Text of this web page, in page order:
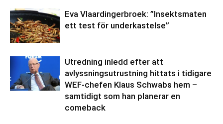
Eva Vlaardingerbroek: ”Insektsmaten
ett test för underkastelse”
Utredning inledd efter att
avlyssningsutrustning hittats i tidigare
WEF-chefen Klaus Schwabs hem –
samtidigt som han planerar en
comeback